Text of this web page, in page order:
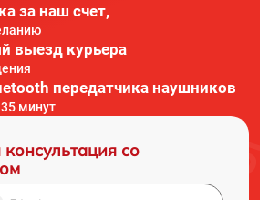
за наш счет,
выезд курьера
передатчика наушников
минут
со